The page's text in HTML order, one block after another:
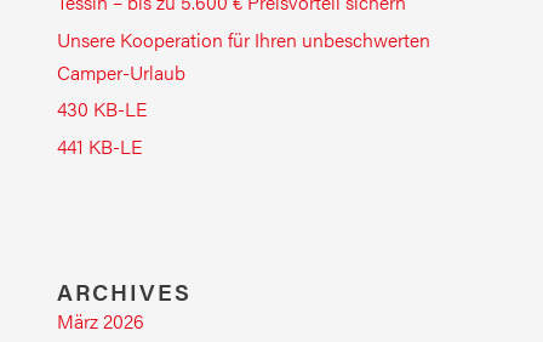
Unsere Kooperation für Ihren unbeschwerten
Camper-Urlaub
430 KB-LE
441 KB-LE
ARCHIVES
März 2026